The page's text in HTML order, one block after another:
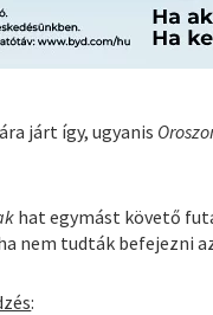
járt így, ugyanis
hat egymást követő
nem tudták befejezni
: